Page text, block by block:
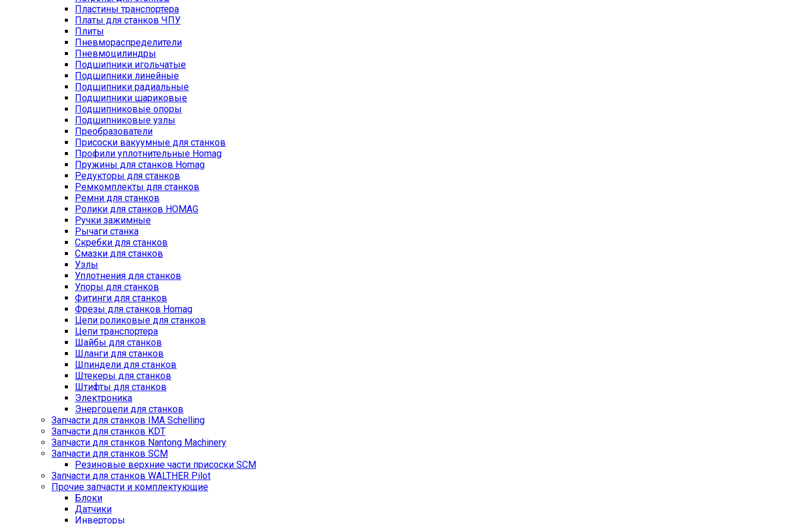
Пластины транспортера
Платы для станков ЧПУ
Плиты
Пневмораспределители
Пневмоцилиндры
Подшипники игольчатые
Подшипники линейные
Подшипники радиальные
Подшипники шариковые
Подшипниковые опоры
Подшипниковые узлы
Преобразователи
Присоски вакуумные для станков
Профили уплотнительные Homag
Пружины для станков Homag
Редукторы для станков
Ремкомплекты для станков
Ремни для станков
Ролики для станков HOMAG
Ручки зажимные
Рычаги станка
Скребки для станков
Смазки для станков
Узлы
Уплотнения для станков
Упоры для станков
Фитинги для станков
Фрезы для станков Homag
Цепи роликовые для станков
Цепи транспортера
Шайбы для станков
Шланги для станков
Шпиндели для станков
Штекеры для станков
Штифты для станков
Электроника
Энергоцепи для станков
Запчасти для станков IMA Schelling
Запчасти для станков KDT
Запчасти для станков Nantong Machinery
Запчасти для станков SCM
Резиновые верхние части присоски SCM
Запчасти для станков WALTHER Pilot
Прочие запчасти и комплектующие
Блоки
Датчики
Инверторы